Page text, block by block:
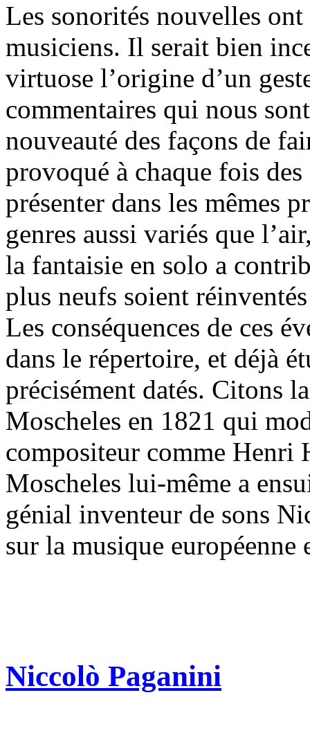
Les sonorités nouvelles
musiciens. Il serait bien
virtuose l’origine d’un
commentaires qui nous
nouveauté des façons de
provoqué à chaque fois
présenter dans les mêmes
genres aussi variés que
la fantaisie en solo a
plus neufs soient
Les conséquences de ces
dans le répertoire, et déjà
précisément datés. Citons
Moscheles en 1821 qui
compositeur comme Henri
Moscheles lui-même a
génial inventeur de sons
sur la musique européenne
Niccolò Paganini